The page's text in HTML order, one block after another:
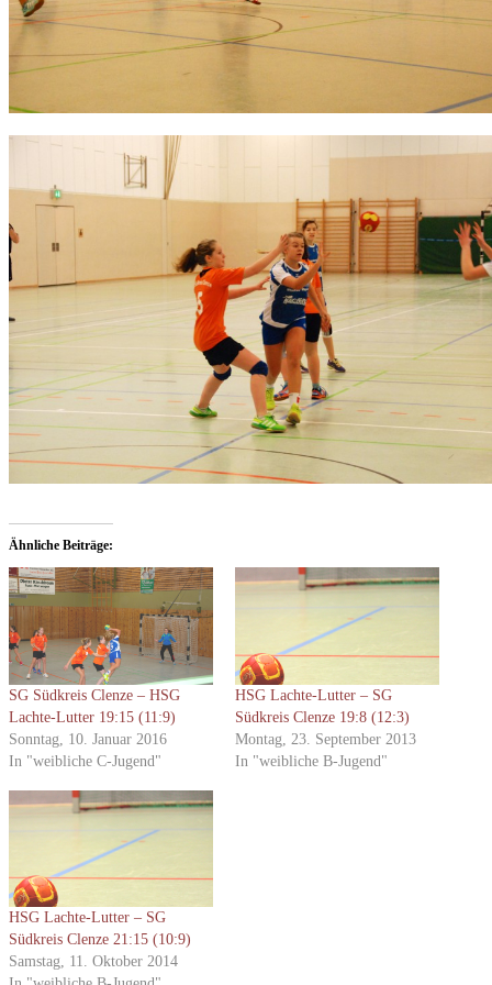
Ähnliche Beiträge
SG Südkreis Clenze – HSG
Lachte-Lutter 19:15 (11:9)
Sonntag, 10. Januar 2016
In "weibliche C-Jugend"
HSG Lachte-Lutter – SG
Südkreis Clenze 19:8 (12:3)
Montag, 23. September 2013
In "weibliche B-Jugend"
HSG Lachte-Lutter – SG
Südkreis Clenze 21:15 (10:9)
Samstag, 11. Oktober 2014